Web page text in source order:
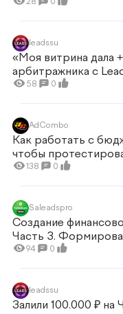
28 0
leadssu
«Моя витрина дала
арбитражника c
58 0
AdCombo
Как работать с
чтобы
138 0
Saleadspro
Создание
Часть 3.
94 0
leadssu
Залили 100.000 ₽